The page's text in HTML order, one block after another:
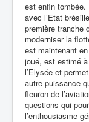
est enfin tombée.
avec l’Etat
première tranche
moderniser la
est maintenant
joué, est estimé
l’Elysée et
autre puissance
fleuron de
questions qui
l’enthousiasme